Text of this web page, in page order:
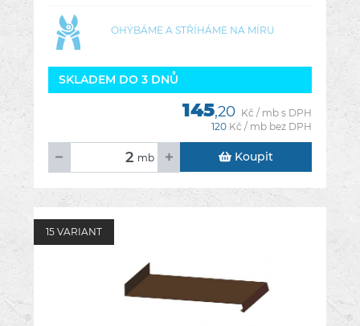
OHÝBÁME A STŘÍHÁME NA MÍRU
SKLADEM DO 3 DNŮ
145,20 Kč / mb s DPH
120 Kč / mb bez DPH
mb Koupit
15 VARIANT